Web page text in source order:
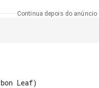
Continua depois do anúncio
Leaf)